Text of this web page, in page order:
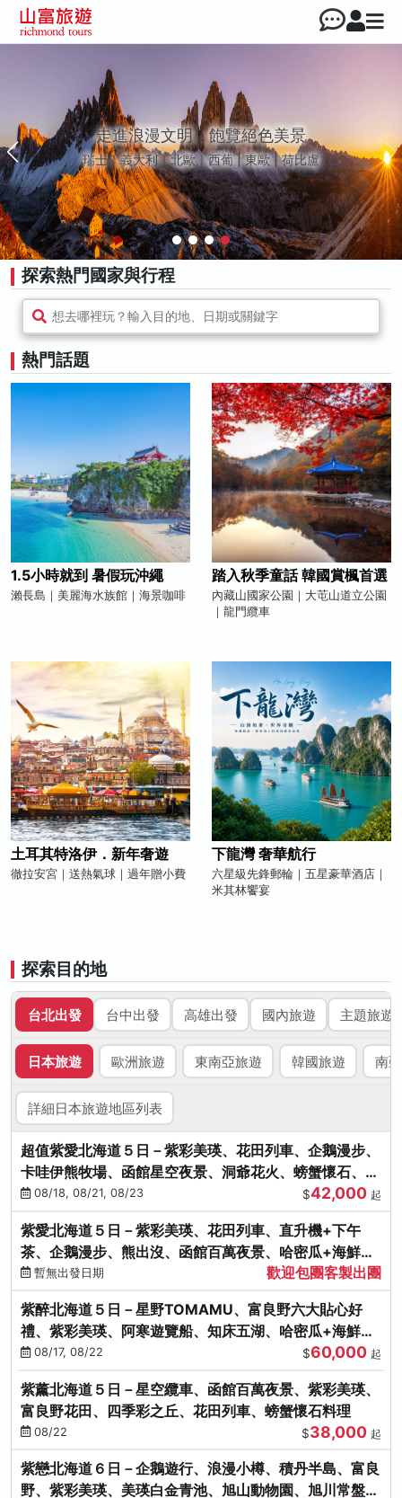
探索大和之美 日本全方位行旅
北海道｜東北｜北陸｜東京｜中部｜關西｜中四國
｜九州
探索熱門國家與行程
想去哪裡玩？輸入目的地、日期或關鍵字
熱門話題
1.5小時就到 暑假玩沖繩
瀨長島｜美麗海水族館｜海景咖啡
踏入秋季童話 韓國賞楓首選
內藏山國家公園｜大芚山道立公園
｜龍門纜車
土耳其特洛伊．新年奢遊
徹拉安宮｜送熱氣球｜過年贈小費
下龍灣 奢華航行
六星級先鋒郵輪｜五星豪華酒店｜
米其林饗宴
探索目的地
台北出發 台中出發 高雄出發 國內旅遊 主題旅遊
日本旅遊 歐洲旅遊 東南亞旅遊 韓國旅遊 南
詳細日本旅遊地區列表
超值紫愛北海道５日－紫彩美瑛、花田列車、企鵝漫步、
卡哇伊熊牧場、函館星空夜景、洞爺花火、螃蟹懷石、啤
酒暢飲
08/18, 08/21, 08/23 $42,000 起
紫愛北海道５日－紫彩美瑛、花田列車、直升機+下午
茶、企鵝漫步、熊出沒、函館百萬夜景、哈密瓜+海鮮和
牛八大螃蟹吃到飽
暫無出發日期 歡迎包團客製出團
紫醉北海道５日－星野TOMAMU、富良野六大貼心好
禮、紫彩美瑛、阿寒遊覽船、知床五湖、哈密瓜+海鮮和
牛螃蟹吃到飽
08/17, 08/22 $60,000 起
紫薰北海道５日－星空纜車、函館百萬夜景、紫彩美瑛、
富良野花田、四季彩之丘、花田列車、螃蟹懷石料理
08/22 $38,000 起
紫戀北海道６日－企鵝遊行、浪漫小樽、積丹半島、富良
野、紫彩美瑛、美瑛白金青池、旭山動物園、旭川常盤旋